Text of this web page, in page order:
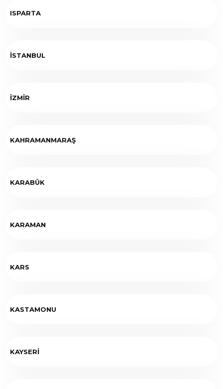
ISPARTA
İSTANBUL
İZMİR
KAHRAMANMARAŞ
KARABÜK
KARAMAN
KARS
KASTAMONU
KAYSERİ